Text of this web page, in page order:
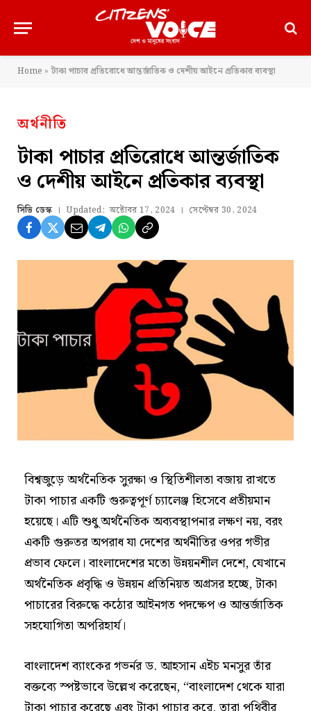
Home » টাকা পাচার প্রতিরোধে আন্তর্জাতিক ও দেশীয় আইনে প্রতিকার ব্যবস্থা
অর্থনীতি
টাকা পাচার প্রতিরোধে আন্তর্জাতিক
ও দেশীয় আইনে প্রতিকার ব্যবস্থা
সিভি ডেস্ক Updated: অক্টোবর 17, 2024 সেপ্টেম্বর 30, 2024
বিশ্বজুড়ে অর্থনৈতিক সুরক্ষা ও স্থিতিশীলতা বজায় রাখতে
টাকা পাচার একটি গুরুত্বপূর্ণ চ্যালেঞ্জ হিসেবে প্রতীয়মান
হয়েছে। এটি শুধু অর্থনৈতিক অব্যবস্থাপনার লক্ষণ নয়, বরং
একটি গুরুতর অপরাধ যা দেশের অর্থনীতির ওপর গভীর
প্রভাব ফেলে। বাংলাদেশের মতো উন্নয়নশীল দেশে, যেখানে
অর্থনৈতিক প্রবৃদ্ধি ও উন্নয়ন প্রতিনিয়ত অগ্রসর হচ্ছে, টাকা
পাচারের বিরুদ্ধে কঠোর আইনগত পদক্ষেপ ও আন্তর্জাতিক
সহযোগিতা অপরিহার্য।
বাংলাদেশ ব্যাংকের গভর্নর ড. আহসান এইচ মনসুর তাঁর
বক্তব্যে স্পষ্টভাবে উল্লেখ করেছেন, “বাংলাদেশ থেকে যারা